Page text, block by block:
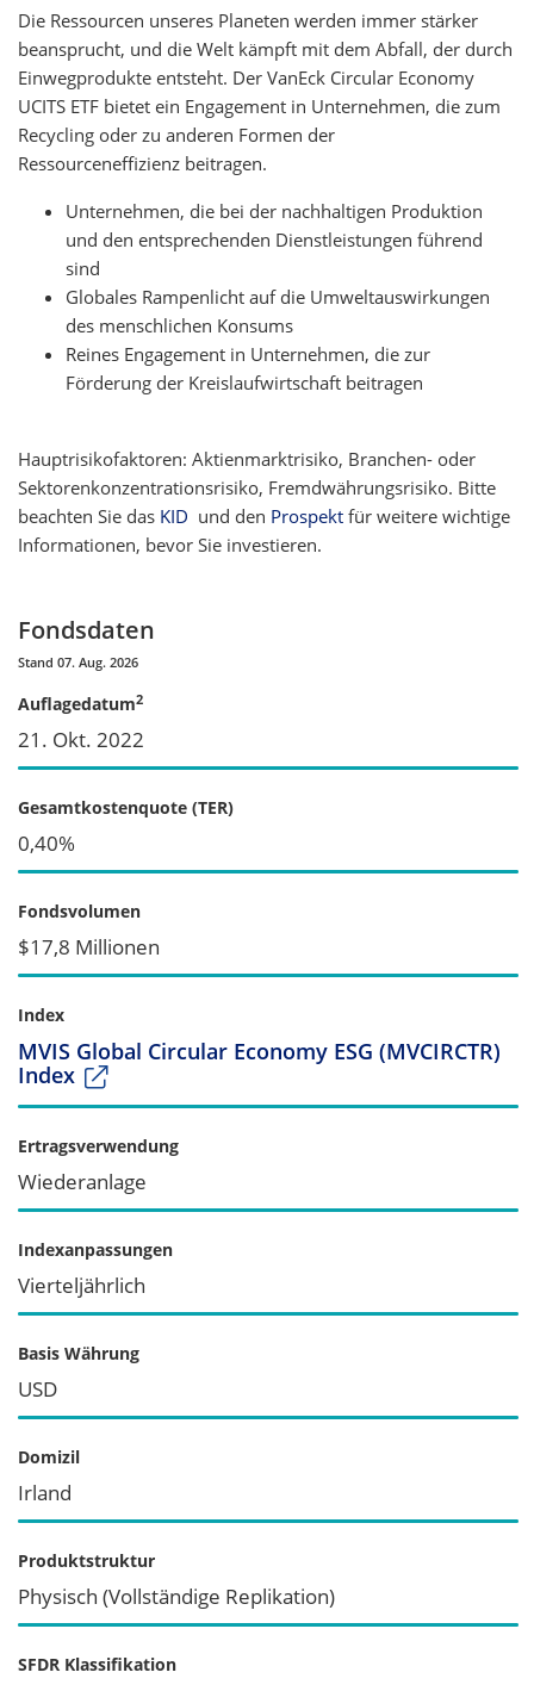
Die Ressourcen unseres Planeten werden immer stärker
beansprucht, und die Welt kämpft mit dem Abfall, der durch
Einwegprodukte entsteht. Der VanEck Circular Economy
UCITS ETF bietet ein Engagement in Unternehmen, die zum
Recycling oder zu anderen Formen der
Ressourceneffizienz beitragen.
Unternehmen, die bei der nachhaltigen Produktion
und den entsprechenden Dienstleistungen führend
sind
Globales Rampenlicht auf die Umweltauswirkungen
des menschlichen Konsums
Reines Engagement in Unternehmen, die zur
Förderung der Kreislaufwirtschaft beitragen
Hauptrisikofaktoren: Aktienmarktrisiko, Branchen- oder
Sektorenkonzentrationsrisiko, Fremdwährungsrisiko. Bitte
beachten Sie das KID und den Prospekt für weitere wichtige
Informationen, bevor Sie investieren.
Fondsdaten
Stand 07. Aug. 2026
Auflagedatum2
21. Okt. 2022
Gesamtkostenquote (TER)
0,40%
Fondsvolumen
$17,8 Millionen
Index
MVIS Global Circular Economy ESG (MVCIRCTR)
Index
Ertragsverwendung
Wiederanlage
Indexanpassungen
Vierteljährlich
Basis Währung
USD
Domizil
Irland
Produktstruktur
Physisch (Vollständige Replikation)
SFDR Klassifikation